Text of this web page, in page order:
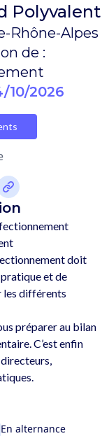
Polyvalent
Rhône-Alpes
de :
10/2026
doit
et de
les différents
préparer au bilan
C’est enfin
En alternance